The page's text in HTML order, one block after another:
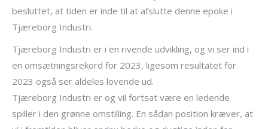
besluttet, at tiden er inde til at afslutte denne epoke i
Tjæreborg Industri.
Tjæreborg Industri er i en rivende udvikling, og vi ser ind i
en omsætningsrekord for 2023, ligesom resultatet for
2023 også ser aldeles lovende ud.
Tjæreborg Industri er og vil fortsat være en ledende
spiller i den grønne omstilling. En sådan position kræver, at